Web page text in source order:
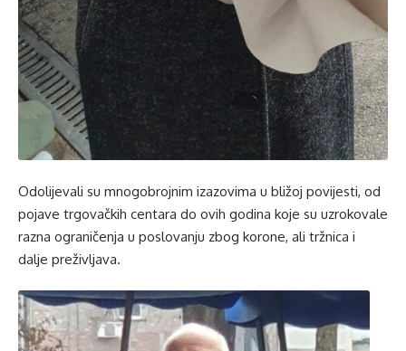
Odolijevali su mnogobrojnim izazovima u bližoj povijesti, od
pojave trgovačkih centara do ovih godina koje su uzrokovale
razna ograničenja u poslovanju zbog korone, ali tržnica i
dalje preživljava.